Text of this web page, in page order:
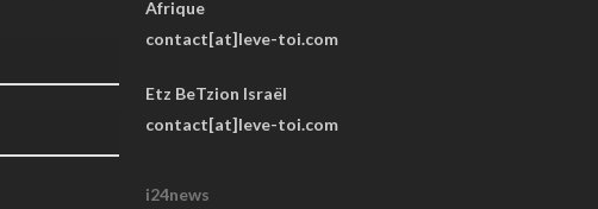
Afrique
contact[at]leve-toi.com
Etz BeTzion Israël
contact[at]leve-toi.com
i24news